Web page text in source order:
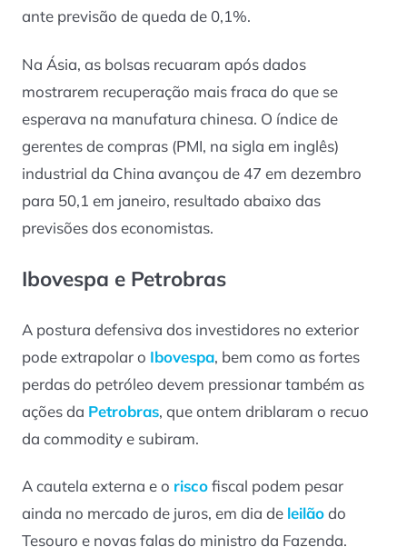
ante previsão de queda de 0,1%.
Na Ásia, as bolsas recuaram após dados
mostrarem recuperação mais fraca do que se
esperava na manufatura chinesa. O índice de
gerentes de compras (PMI, na sigla em inglês)
industrial da China avançou de 47 em dezembro
para 50,1 em janeiro, resultado abaixo das
previsões dos economistas.
Ibovespa e Petrobras
A postura defensiva dos investidores no exterior
pode extrapolar o Ibovespa, bem como as fortes
perdas do petróleo devem pressionar também as
ações da Petrobras, que ontem driblaram o recuo
da commodity e subiram.
A cautela externa e o riscofiscal podem pesar
ainda no mercado de juros, em dia de leilãodo
Tesouro e novas falas do ministro da Fazenda.